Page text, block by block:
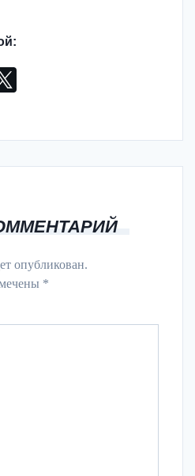
опубликован.
*